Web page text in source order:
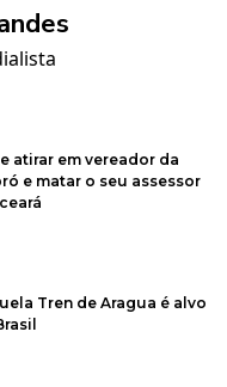
atirar em vereador da
e matar o seu assessor
Tren de Aragua é alvo